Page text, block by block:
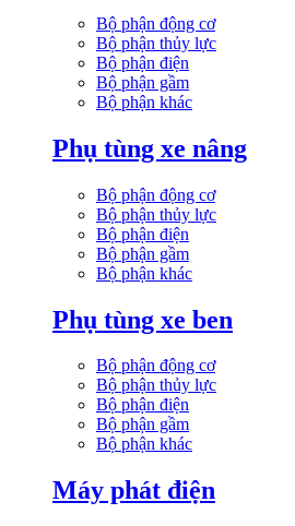
Bộ phận động cơ
Bộ phận thủy lực
Bộ phận điện
Bộ phận gầm
Bộ phận khác
Phụ tùng xe nâng
Bộ phận động cơ
Bộ phận thủy lực
Bộ phận điện
Bộ phận gầm
Bộ phận khác
Phụ tùng xe ben
Bộ phận động cơ
Bộ phận thủy lực
Bộ phận điện
Bộ phận gầm
Bộ phận khác
Máy phát điện